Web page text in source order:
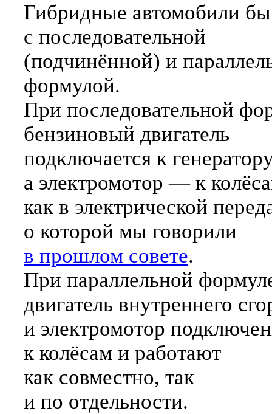
Гибридные автомобили
с последовательной
(подчинённой) и
формулой.
При последовательной
бензиновый двигатель
подключается к
а электромотор — к
как в электрической
о которой мы говорили
в прошлом совете.
При параллельной
двигатель внутреннего
и электромотор
к колёсам и работают
как совместно, так
и по отдельности.